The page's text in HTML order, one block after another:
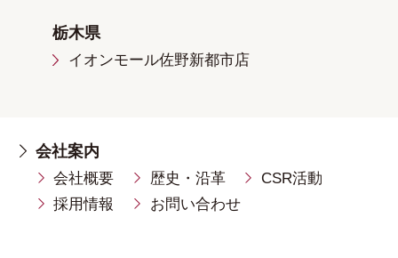
栃木県
イオンモール佐野新都市店
会社案内
会社概要 歴史・沿革
CSR活動
採用情報
お問い合わせ